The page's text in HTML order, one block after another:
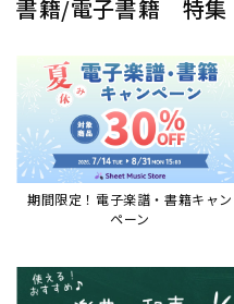
書籍/電子書籍 特集
期間限定！電子楽譜・書籍キャン
ペーン